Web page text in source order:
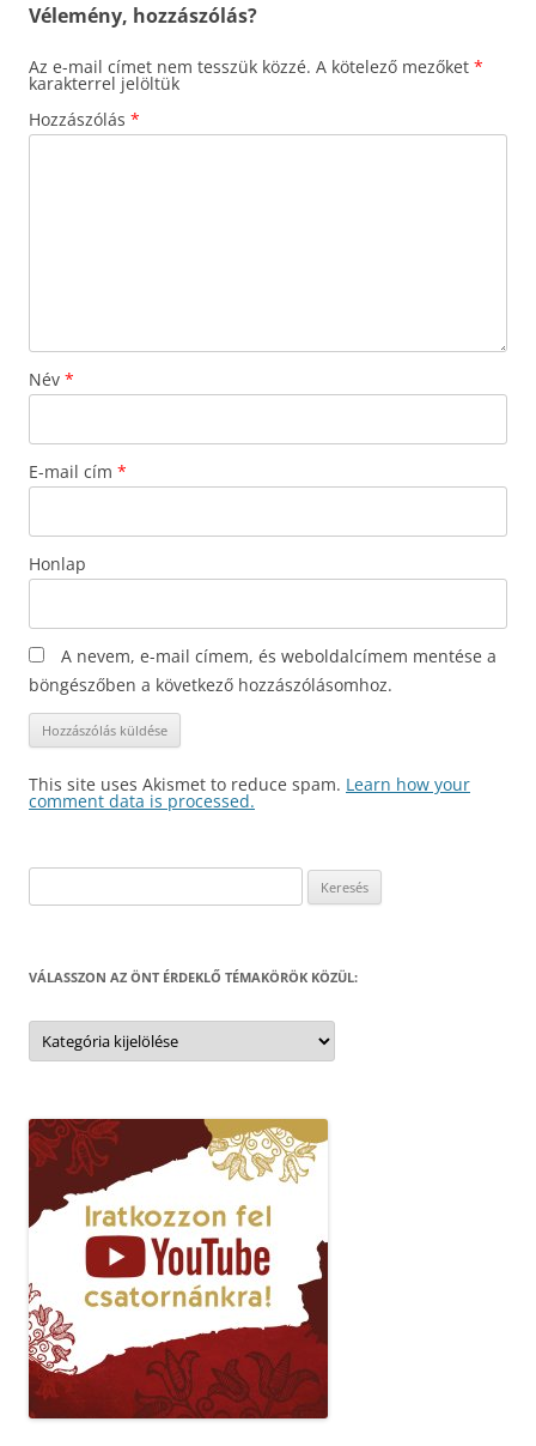
Vélemény, hozzászólás?
Az e-mail címet nem tesszük közzé. A kötelező mezőket *
karakterrel jelöltük
Hozzászólás *
Név *
E-mail cím *
Honlap
A nevem, e-mail címem, és weboldalcímem mentése a
böngészőben a következő hozzászólásomhoz.
This site uses Akismet to reduce spam. Learn how your
comment data is processed.
VÁLASSZON AZ ÖNT ÉRDEKLŐ TÉMAKÖRÖK KÖZÜL:
Válasszon
az
Önt